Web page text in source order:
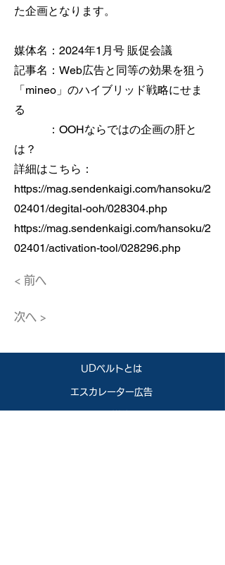
た企画となります。
媒体名：2024年1月号 販促会議
記事名：Web広告と同等の効果を狙う
「mineo」のハイブリッド戦略にせま
る
：OOHならではの企画の肝と
は？
詳細はこちら：
https://mag.sendenkaigi.com/hansoku/2
02401/degital-ooh/028304.php
https://mag.sendenkaigi.com/hansoku/2
02401/activation-tool/028296.php
< 前へ
次へ >
UDベルトとは
エスカレーター広告